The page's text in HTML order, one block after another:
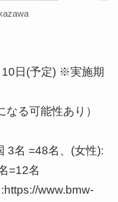
日(予定) ※実施期
る可能性あり）
3名 =48名、(女性):
=12名
www.bmw-